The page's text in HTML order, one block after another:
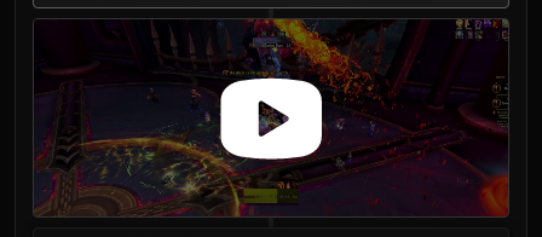
LIBERATION OF UNDERMINE
Vexie and the Geargrinders
Cauldron of Carnage
Rik Reverb
Stix Bunkjunker
Sprocketmonger Lockenstock
One-Armed Bandit